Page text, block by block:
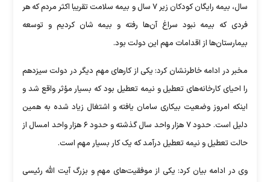
سال، بیمه رایگان کودکان زیر ۷ سال و بیمه سلامت تقریبا اکثر مردم که هر
فردی که بیمه نبود سراغ آن‌ها رفته و بیمه شان کردیم و توسعه
بیمارستان‌ها از اقدامات مهم این دولت بود.
مخبر در ادامه خاطرنشان کرد: یکی از کار‌های مهم دیگر در دولت سیزدهم
را احیای کارخانه‌های تعطیل و نیمه تعطیل بود که بسیار مؤثر واقع شد و
اینکه امروز وضعیت بیکاری سامان یافته و اشتغال زیاد شده به همین
دلیل است. حدود ۷ هزار واحد سال گذشته و حدود ۶ هزار واحد امسال از
حالت تعطیل و نیمه تعطیل درآمد که یک کار بسیار مهم است.
وی در ادامه بیان کرد: یکی از موفقیت‌های مهم و بزرگ آیت الله رئیسی